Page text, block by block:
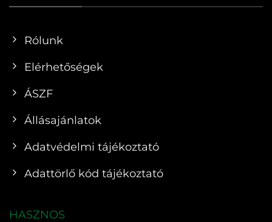
Rólunk
Elérhetőségek
ÁSZF
Állásajánlatok
Adatvédelmi tájékoztató
Adattörlő kód tájékoztató
HASZNOS